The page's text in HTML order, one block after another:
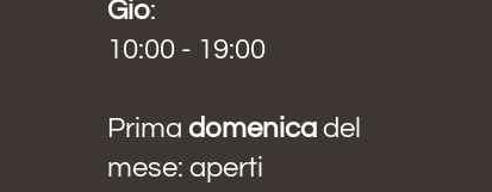
Gio:
10:00 - 19:00
Prima domenicadel
mese: aperti